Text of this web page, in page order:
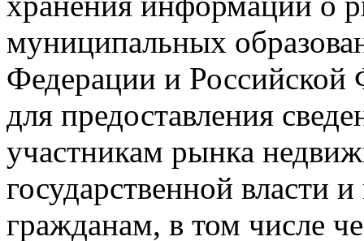
муниципальных
Федерации и Российской
для предоставления
участникам рынка
государственной власти
гражданам, в том числе